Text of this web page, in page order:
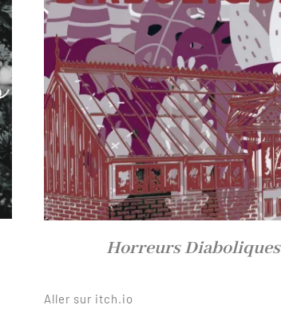
Horreurs Diaboliques
Aller sur itch.io